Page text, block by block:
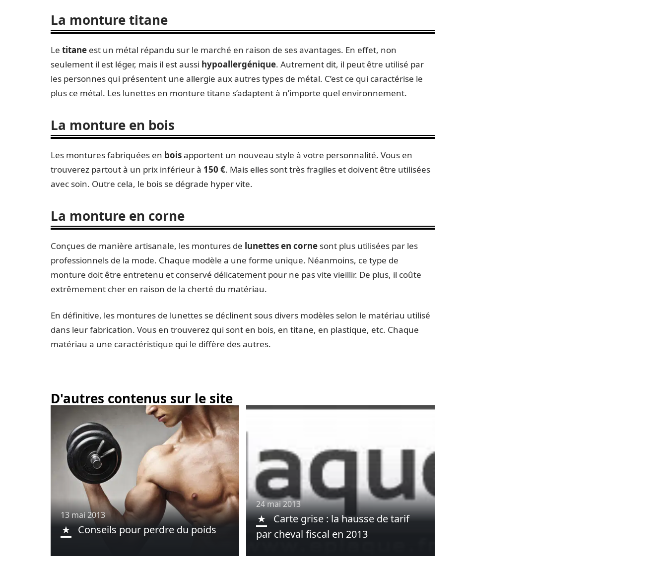
La monture titane
Le titane est un métal répandu sur le marché en raison de ses avantages. En effet, non
seulement il est léger, mais il est aussi hypoallergénique. Autrement dit, il peut être utilisé par
les personnes qui présentent une allergie aux autres types de métal. C’est ce qui caractérise le
plus ce métal. Les lunettes en monture titane s’adaptent à n’importe quel environnement.
La monture en bois
Les montures fabriquées en boisapportent un nouveau style à votre personnalité. Vous en
trouverez partout à un prix inférieur à 150 €. Mais elles sont très fragiles et doivent être utilisées
avec soin. Outre cela, le bois se dégrade hyper vite.
La monture en corne
Conçues de manière artisanale, les montures de lunettes en corne sont plus utilisées par les
professionnels de la mode. Chaque modèle a une forme unique. Néanmoins, ce type de
monture doit être entretenu et conservé délicatement pour ne pas vite vieillir. De plus, il coûte
extrêmement cher en raison de la cherté du matériau.
En définitive, les montures de lunettes se déclinent sous divers modèles selon le matériau utilisé
dans leur fabrication. Vous en trouverez qui sont en bois, en titane, en plastique, etc. Chaque
matériau a une caractéristique qui le diffère des autres.
D'autres contenus sur le site
13 mai 2013
Conseils pour perdre du poids
24 mai 2013
Carte grise : la hausse de tarif
par cheval fiscal en 2013